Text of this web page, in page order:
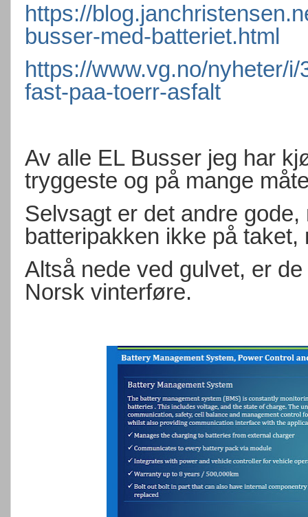
https://
busser-med-batteriet.html
https://www.vg.no/nyheter/
fast-paa-toerr-asfalt
Av alle EL Busser jeg har
tryggeste og på mange
Selvsagt er det andre
batteripakken ikke på
Altså nede ved gulvet, er
Norsk vinterføre.